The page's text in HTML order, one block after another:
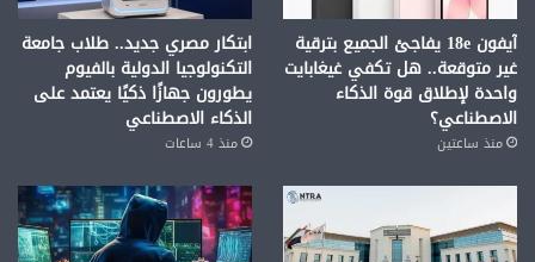
آيفون 18e يفاجئ الجميع بترقية
غير متوقعة.. هل تكفي غيغابايت
واحدة لإطلاق قوة الذكاء
الاصطناعي؟
منذ ساعتين
ابتكار مصري جديد.. طلاب جامعة
التكنولوجيا الدولية بالفيوم
يطورون جهازًا ذكيًا يعتمد على
الذكاء الاصطناعي
منذ 4 ساعات